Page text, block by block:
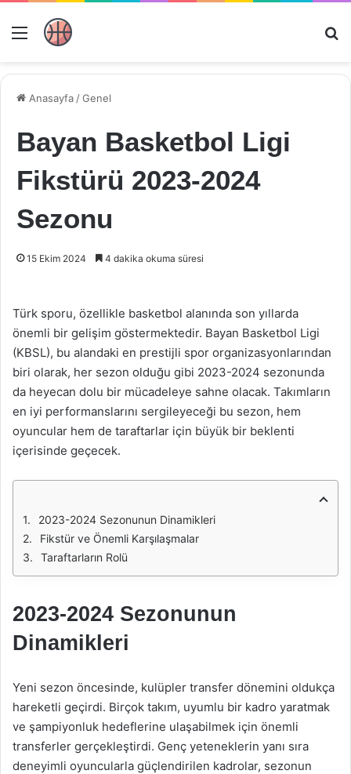
Menü
Anasayfa /Genel
Bayan Basketbol Ligi
Fikstürü 2023-2024
Sezonu
15 Ekim 2024 4 dakika okuma süresi
Türk sporu, özellikle basketbol alanında son yıllarda
önemli bir gelişim göstermektedir. Bayan Basketbol Ligi
(KBSL), bu alandaki en prestijli spor organizasyonlarından
biri olarak, her sezon olduğu gibi 2023-2024 sezonunda
da heyecan dolu bir mücadeleye sahne olacak. Takımların
en iyi performanslarını sergileyeceği bu sezon, hem
oyuncular hem de taraftarlar için büyük bir beklenti
içerisinde geçecek.
2023-2024 Sezonunun Dinamikleri
Fikstür ve Önemli Karşılaşmalar
Taraftarların Rolü
2023-2024 Sezonunun
Dinamikleri
Yeni sezon öncesinde, kulüpler transfer dönemini oldukça
hareketli geçirdi. Birçok takım, uyumlu bir kadro yaratmak
ve şampiyonluk hedeflerine ulaşabilmek için önemli
transferler gerçekleştirdi. Genç yeteneklerin yanı sıra
deneyimli oyuncularla güçlendirilen kadrolar, sezonun